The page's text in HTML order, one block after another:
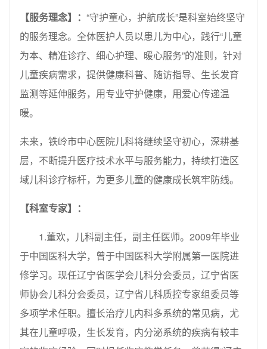
【服务理念】： “守护童心，护航成长”是科室始终坚守
的服务理念。全体医护人员以患儿为中心，践行“儿童
为本、精准诊疗、细心护理、暖心服务”的准则，针对
儿童疾病需求，提供健康科普、随访指导、生长发育
监测等延伸服务，用专业守护健康，用爱心传递温
暖。
未来，铁岭市中心医院儿科将继续坚守初心，深耕基
层，不断提升医疗技术水平与服务能力，持续打造区
域儿科诊疗标杆，为更多儿童的健康成长筑牢防线。
【科室专家】：
1.董欢，儿科副主任，副主任医师。2009年毕业
于中国医科大学，曾于中国医科大学附属第一医院进
修学习。现任辽宁省医学会儿科分会委员，辽宁省医
师协会儿科分会委员，辽宁省儿科质控专家组委员等
多项学术任职。擅长治疗儿内科多系统的常见病，尤
其在儿童呼吸，生长发育，内分泌系统的疾病有较丰